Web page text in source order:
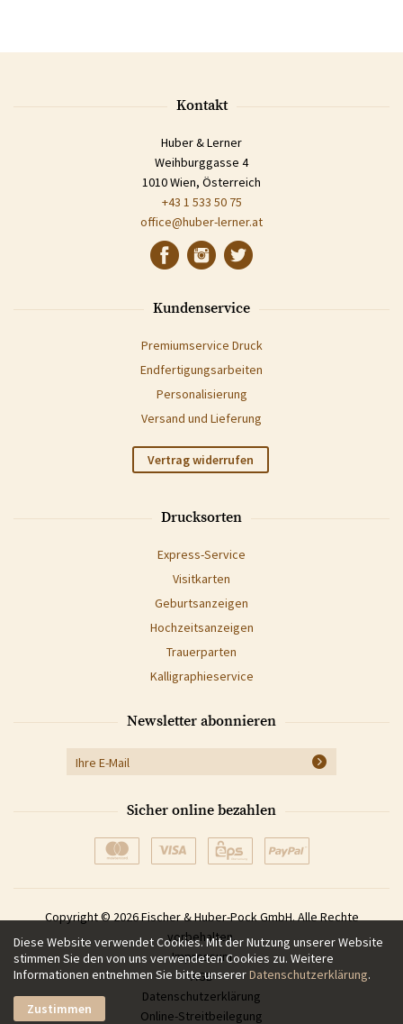
Kontakt
Huber & Lerner
Weihburggasse 4
1010 Wien, Österreich
+43 1 533 50 75
office@huber-lerner.at
Kundenservice
Premiumservice Druck
Endfertigungsarbeiten
Personalisierung
Versand und Lieferung
Vertrag widerrufen
Drucksorten
Express-Service
Visitkarten
Geburtsanzeigen
Hochzeitsanzeigen
Trauerparten
Kalligraphieservice
Newsletter abonnieren
Sicher online bezahlen
Copyright © 2026 Fischer & Huber-Pock GmbH. Alle Rechte
vorbehalten.
Impressum
AGB
Datenschutzerklärung
Online-Streitbeilegung
Diese Website verwendet Cookies. Mit der Nutzung unserer Website
stimmen Sie den von uns verwendeten Cookies zu. Weitere
Informationen entnehmen Sie bitte unsererDatenschutzerklärung.
Zustimmen